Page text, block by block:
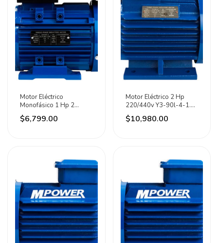
Motor Eléctrico
Monofásico 1 Hp 2
Polos Cmyl80-2
Mpower
$6,799.00
Motor Eléctrico 2 Hp
220/440v Y3-90l-4-1.5
Mpower
$10,980.00